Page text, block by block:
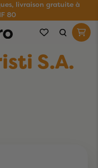
livraison gratuite à
80
S.A.